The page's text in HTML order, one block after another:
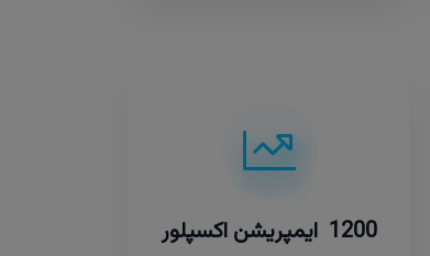
1200 ایمپریشن اکسپلور